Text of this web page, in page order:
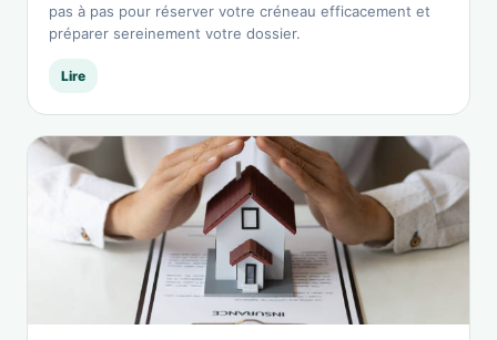
pas à pas pour réserver votre créneau efficacement et
préparer sereinement votre dossier.
Lire